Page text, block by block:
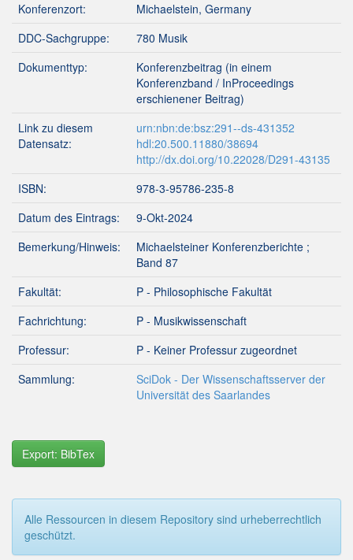
Konferenzort:
Michaelstein, Germany
DDC-Sachgruppe:
780 Musik
Dokumenttyp:
Konferenzbeitrag (in einem
Konferenzband / InProceedings
erschienener Beitrag)
Link zu diesem
Datensatz:
urn:nbn:de:bsz:291--ds-431352
hdl:20.500.11880/38694
http://dx.doi.org/10.22028/D291-43135
ISBN:
978-3-95786-235-8
Datum des Eintrags:
9-Okt-2024
Bemerkung/Hinweis:
Michaelsteiner Konferenzberichte ;
Band 87
Fakultät:
P - Philosophische Fakultät
Fachrichtung:
P - Musikwissenschaft
Professur:
P - Keiner Professur zugeordnet
Sammlung:
SciDok - Der Wissenschaftsserver der
Universität des Saarlandes
Export: BibTex
Alle Ressourcen in diesem Repository sind urheberrechtlich
geschützt.